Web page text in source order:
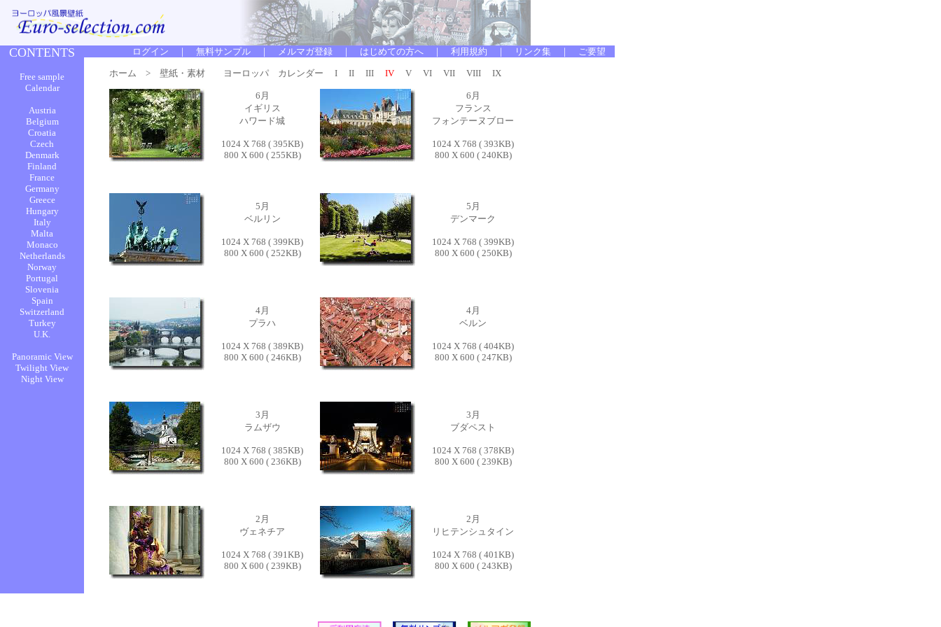
ホーム > 壁紙・素材 ヨーロッパ カレンダー I II III IV V VI VII VIII IX
6月
イギリス
ハワード城
1024 X 768 ( 395KB)
800 X 600 ( 255KB)
6月
フランス
フォンテーヌブロー
1024 X 768 ( 393KB)
800 X 600 ( 240KB)
5月
ベルリン
1024 X 768 ( 399KB)
800 X 600 ( 252KB)
5月
デンマーク
1024 X 768 ( 399KB)
800 X 600 ( 250KB)
4月
プラハ
1024 X 768 ( 389KB)
800 X 600 ( 246KB)
4月
ベルン
1024 X 768 ( 404KB)
800 X 600 ( 247KB)
3月
ラムザウ
1024 X 768 ( 385KB)
800 X 600 ( 236KB)
3月
ブダペスト
1024 X 768 ( 378KB)
800 X 600 ( 239KB)
2月
ヴェネチア
1024 X 768 ( 391KB)
800 X 600 ( 239KB)
2月
リヒテンシュタイン
1024 X 768 ( 401KB)
800 X 600 ( 243KB)